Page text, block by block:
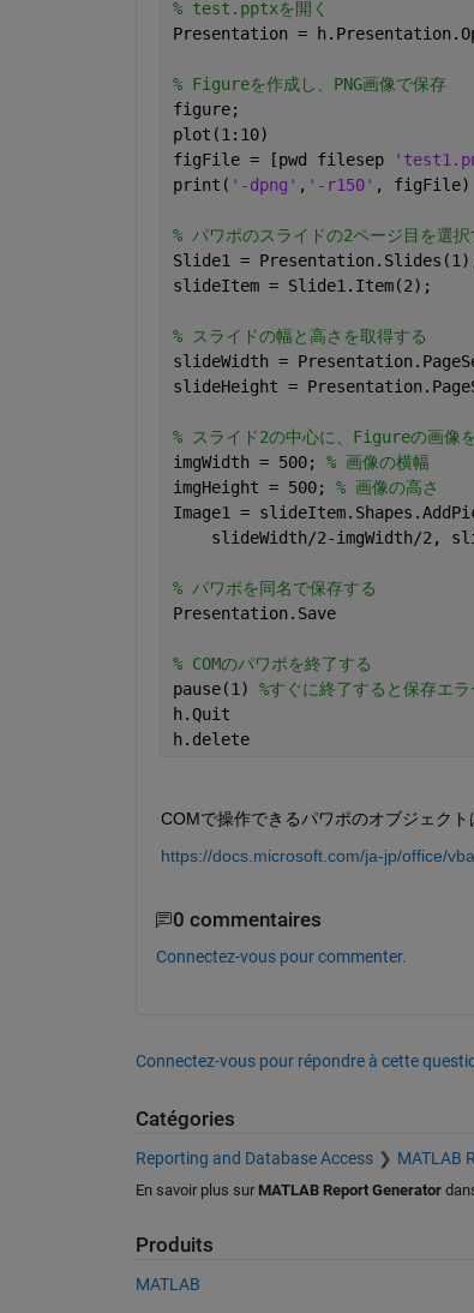
% test.pptxを開く
Presentation =
% Figureを作成し、PNG画像で保存
figure;
plot(1:10)
figFile = [pwd filesep
print( '-dpng' , '-r150' , figFile)
% パワポのスライドの2ページ目を選択
Slide1 =
slideItem = Slide1.Item(2);
% スライドの幅と高さを取得する
slideWidth =
slideHeight =
% スライド2の中心に、Figureの画像
imgWidth = 500; % 画像の横幅
imgHeight = 500; % 画像の高さ
Image1 =
slideWidth/2-imgWidth/2,
% パワポを同名で保存する
Presentation.Save
% COMのパワポを終了する
pause(1) %すぐに終了すると保存エ
h.Quit
h.delete
COMで操作できるパワポのオブジェクト
https://docs.microsoft.com/ja-jp/office/
0 commentaires
Connectez-vous pour commenter.
Connectez-vous pour répondre à cette
Catégories
Reporting and Database Access MATLAB
En savoir plus sur MATLAB Report Generator
Produits
MATLAB